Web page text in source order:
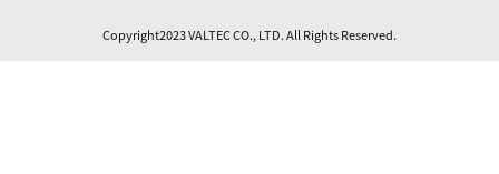
Copyright2023 VALTEC CO., LTD. All Rights Reserved.